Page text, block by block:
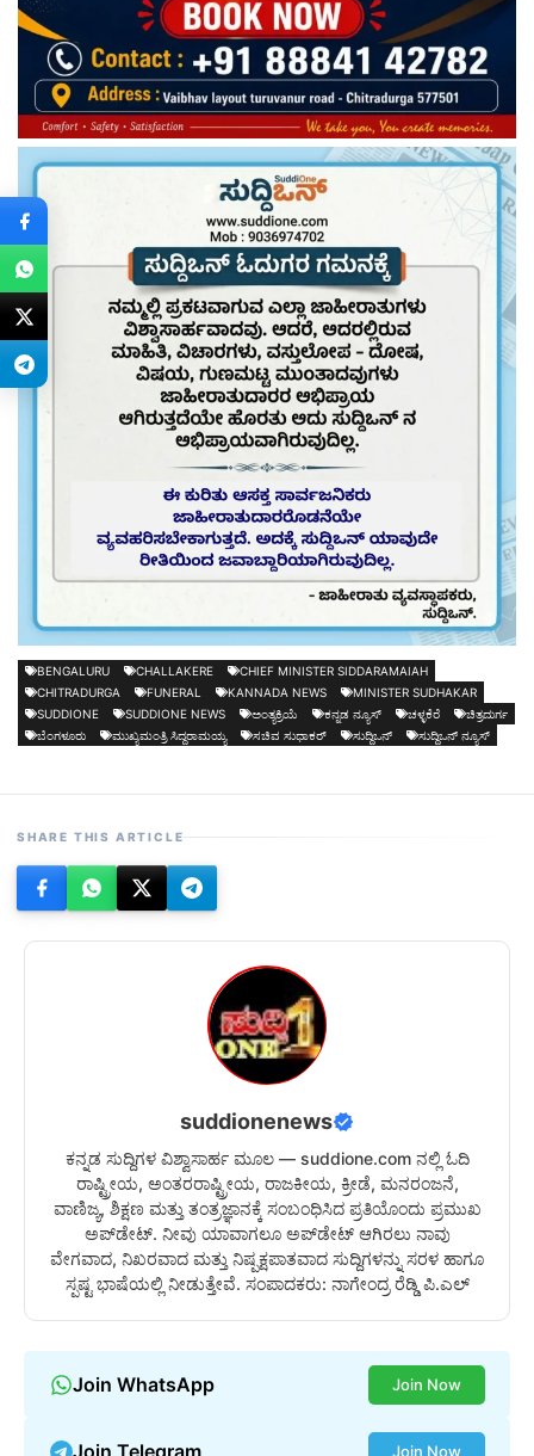
BENGALURU CHALLAKERE
CHIEF MINISTER SIDDARAMAIAH
CHITRADURGA
FUNERAL KANNADA NEWS
MINISTER SUDHAKAR
SUDDIONE
SUDDIONE NEWS ಅಂತ್ಯಕ್ರಿಯೆ ಕನ್ನಡ ನ್ಯೂಸ್ ಚಳ್ಳಕೆರೆ
ಚಿತ್ರದುರ್ಗ
ಬೆಂಗಳೂರು
ಮುಖ್ಯಮಂತ್ರಿ ಸಿದ್ದರಾಮಯ್ಯ ಸಚಿವ ಸುಧಾಕರ್ ಸುದ್ದಿಒನ್ ಸುದ್ದಿಒನ್ ನ್ಯೂಸ್
SHARE THIS ARTICLE
suddionenews
ಕನ್ನಡ ಸುದ್ದಿಗಳ ವಿಶ್ವಾಸಾರ್ಹ ಮೂಲ — suddione.com ನಲ್ಲಿ ಓದಿ
ರಾಷ್ಟ್ರೀಯ, ಅಂತರರಾಷ್ಟ್ರೀಯ, ರಾಜಕೀಯ, ಕ್ರೀಡೆ, ಮನರಂಜನೆ,
ವಾಣಿಜ್ಯ, ಶಿಕ್ಷಣ ಮತ್ತು ತಂತ್ರಜ್ಞಾನಕ್ಕೆ ಸಂಬಂಧಿಸಿದ ಪ್ರತಿಯೊಂದು ಪ್ರಮುಖ
ಅಪ್‌ಡೇಟ್. ನೀವು ಯಾವಾಗಲೂ ಅಪ್‌ಡೇಟ್ ಆಗಿರಲು ನಾವು
ವೇಗವಾದ, ನಿಖರವಾದ ಮತ್ತು ನಿಷ್ಪಕ್ಷಪಾತವಾದ ಸುದ್ದಿಗಳನ್ನು ಸರಳ ಹಾಗೂ
ಸ್ಪಷ್ಟ ಭಾಷೆಯಲ್ಲಿ ನೀಡುತ್ತೇವೆ. ಸಂಪಾದಕರು: ನಾಗೇಂದ್ರ ರೆಡ್ಡಿ ಪಿ.ಎಲ್
Join WhatsApp Join Now
Join Telegram Join Now